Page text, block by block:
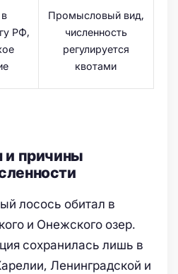
РФ,
Промысловый вид,
численность
регулируется
квотами
и причины
лосось обитал в
и Онежского озер.
сохранилась лишь в
Ленинградской и